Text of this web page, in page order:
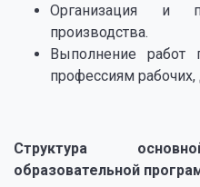
Организация и
производства.
Выполнение работ
профессиям
Структура
образовательной